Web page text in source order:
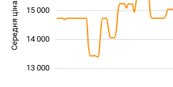
Середня ціна
13 000
14 000
15 000